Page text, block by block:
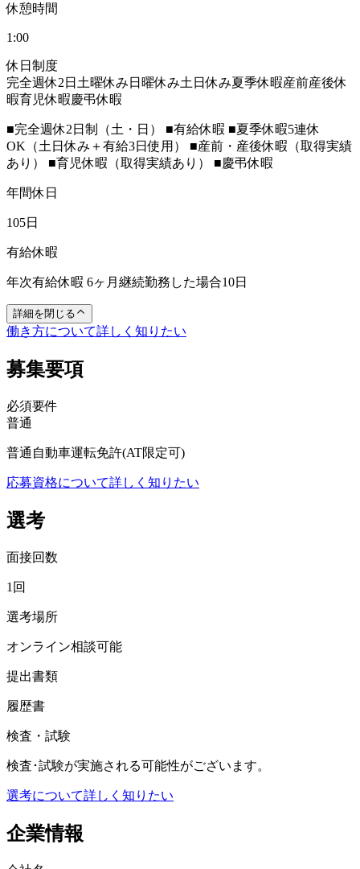
休憩時間
1:00
休日制度
完全週休2日 土曜休み 日曜休み土日休み夏季休暇産前産後休
暇育児休暇慶弔休暇
■完全週休2日制（土・日） ■有給休暇 ■夏季休暇5連休
OK（土日休み＋有給3日使用） ■産前・産後休暇（取得実績
あり） ■育児休暇（取得実績あり） ■慶弔休暇
年間休日
105日
有給休暇
年次有給休暇 6ヶ月継続勤務した場合10日
詳細を閉じる
働き方について詳しく知りたい
募集要項
必須要件
普通
普通自動車運転免許(AT限定可)
応募資格について詳しく知りたい
選考
面接回数
1回
選考場所
オンライン相談可能
提出書類
履歴書
検査・試験
検査･試験が実施される可能性がございます。
選考について詳しく知りたい
企業情報